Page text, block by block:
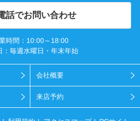
話でお問い合わせ
時間：10:00～18:00
：毎週水曜日・年末年始
会社概要
来店予約